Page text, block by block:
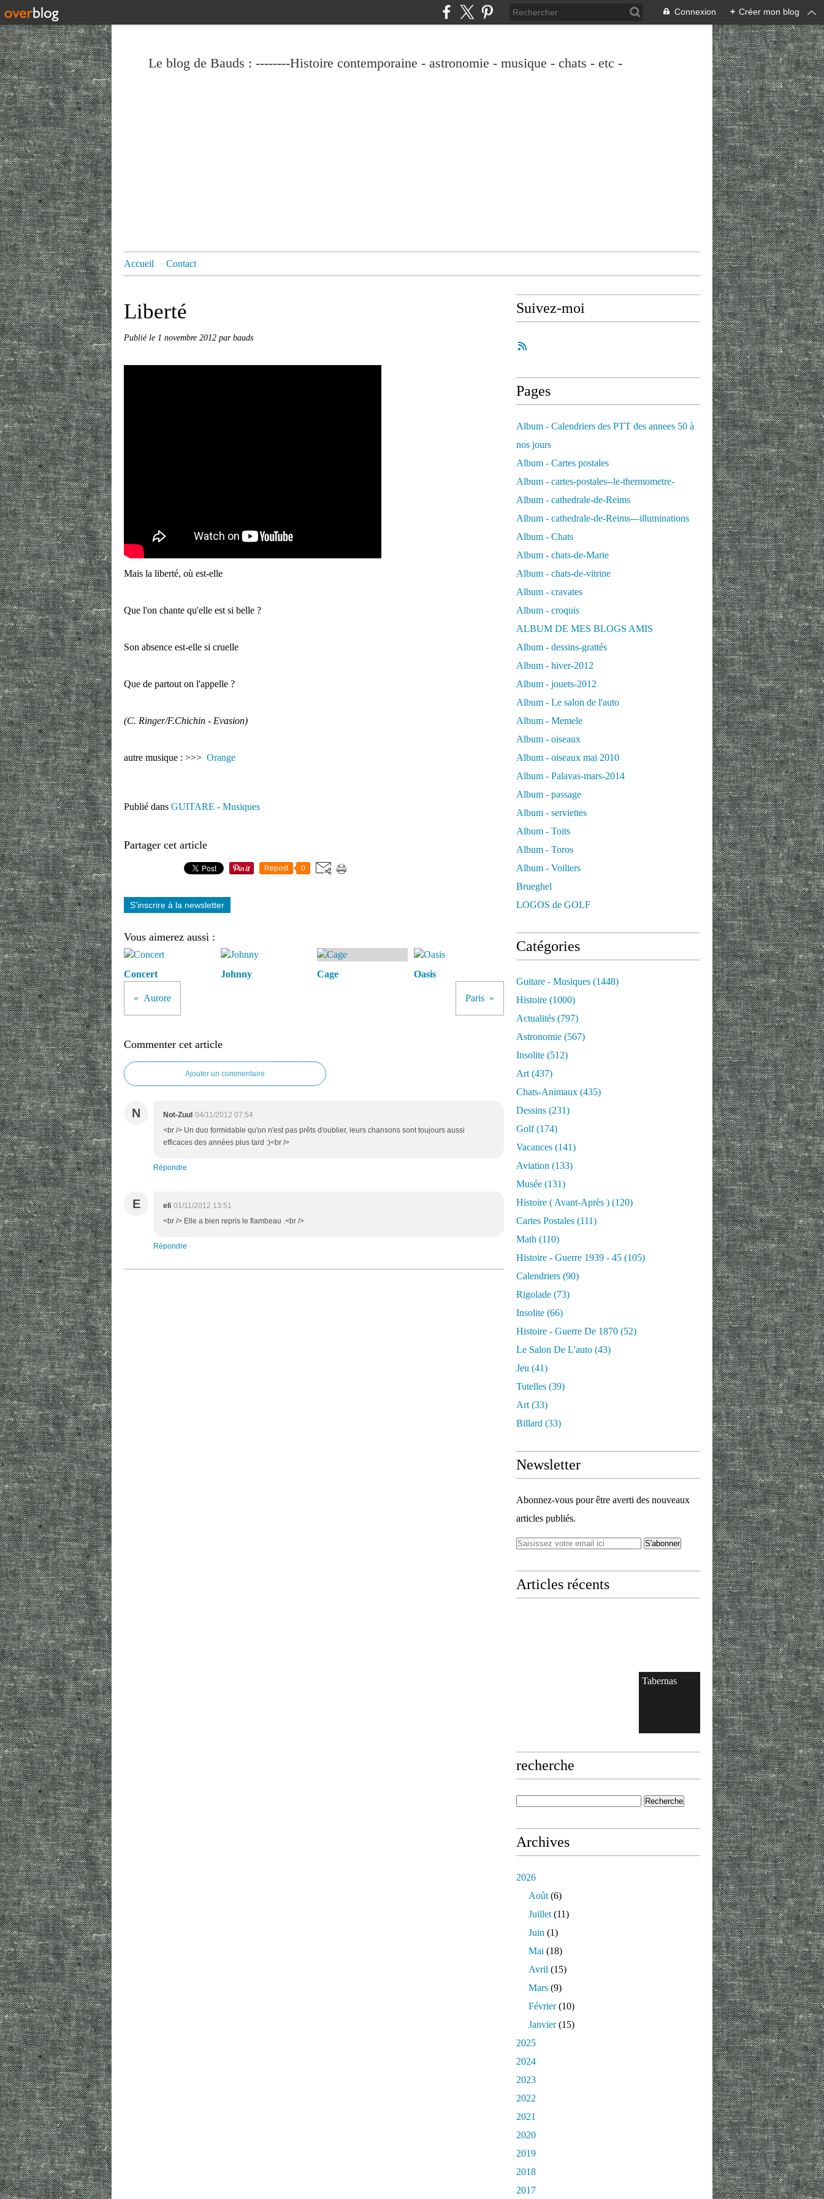
Connexion + Créer mon blog
Le blog de Bauds : --------Histoire contemporaine - astronomie - musique - chats - etc -
Accueil Contact
Liberté
Publié le 1 novembre 2012 par bauds
Mais la liberté, où est-elle
Que l'on chante qu'elle est si belle ?
Son absence est-elle si cruelle
Que de partout on l'appelle ?
(C. Ringer/F.Chichin - Evasion)
autre musique : >>> Orange
Publié dans GUITARE - Musiques
Partager cet article
Repost 0
S'inscrire à la newsletter
Vous aimerez aussi :
Concert Johnny Cage Oasis
Aurore Paris
Commenter cet article
Ajouter un commentaire
N Not-Zuul 04/11/2012 07:54
<br /> Un duo formidable qu'on n'est pas prêts d'oublier, leurs chansons sont toujours aussi
efficaces des années plus tard :)<br />
Répondre
E eli 01/11/2012 13:51
<br /> Elle a bien repris le flambeau .<br />
Répondre
Suivez-moi
Pages
Album - Calendriers des PTT des annees 50 à
nos jours
Album - Cartes postales
Album - cartes-postales--le-thermometre-
Album - cathedrale-de-Reims
Album - cathedrale-de-Reims---illuminations
Album - Chats
Album - chats-de-Marie
Album - chats-de-vitrine
Album - cravates
Album - croquis
ALBUM DE MES BLOGS AMIS
Album - dessins-grattés
Album - hiver-2012
Album - jouets-2012
Album - Le salon de l'auto
Album - Memele
Album - oiseaux
Album - oiseaux mai 2010
Album - Palavas-mars-2014
Album - passage
Album - serviettes
Album - Toits
Album - Toros
Album - Voiliers
Brueghel
LOGOS de GOLF
Catégories
Guitare - Musiques (1448)
Histoire (1000)
Actualités (797)
Astronomie (567)
Insolite (512)
Art (437)
Chats-Animaux (435)
Dessins (231)
Golf(174)
Vacances (141)
Aviation (133)
Musée (131)
Histoire ( Avant-Après ) (120)
Cartes Postales (111)
Math (110)
Histoire - Guerre 1939 - 45 (105)
Calendriers (90)
Rigolade (73)
Insolite (66)
Histoire - Guerre De 1870 (52)
Le Salon De L'auto (43)
Jeu (41)
Tutelles (39)
Art (33)
Billard (33)
Newsletter
Abonnez-vous pour être averti des nouveaux
articles publiés.
Articles récents
Tabernas
recherche
Archives
2026
Août (6)
Juillet (11)
Juin (1)
Mai (18)
Avril (15)
Mars (9)
Février(10)
Janvier(15)
2025
2024
2023
2022
2021
2020
2019
2018
2017